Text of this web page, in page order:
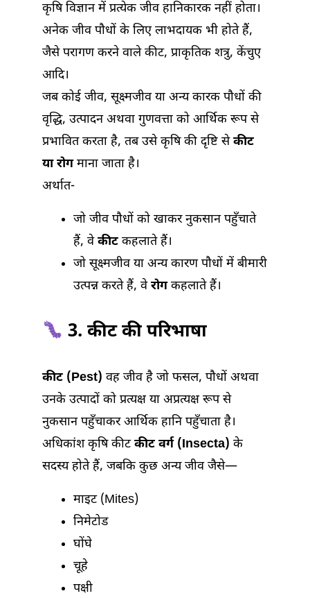
कृषि विज्ञान में प्रत्येक जीव हानिकारक नहीं होता।
अनेक जीव पौधों के लिए लाभदायक भी होते हैं,
जैसे परागण करने वाले कीट, प्राकृतिक शत्रु, केंचुए
आदि।
जब कोई जीव, सूक्ष्मजीव या अन्य कारक पौधों की
वृद्धि, उत्पादन अथवा गुणवत्ता को आर्थिक रूप से
प्रभावित करता है, तब उसे कृषि की दृष्टि सेकीट
या रोगमाना जाता है।
अर्थात-
जो जीव पौधों को खाकर नुकसान पहुँचाते
हैं, वेकीट कहलाते हैं।
जो सूक्ष्मजीव या अन्य कारण पौधों में बीमारी
उत्पन्न करते हैं, वेरोगकहलाते हैं।
3. कीट की परिभाषा
कीट (Pest) वह जीव है जो फसल, पौधों अथवा
उनके उत्पादों को प्रत्यक्ष या अप्रत्यक्ष रूप से
नुकसान पहुँचाकर आर्थिक हानि पहुँचाता है।
अधिकांश कृषि कीटकीट वर्ग (Insecta) के
सदस्य होते हैं, जबकि कुछ अन्य जीव जैसे—
माइट (Mites)
निमेटोड
घोंघे
चूहे
पक्षी